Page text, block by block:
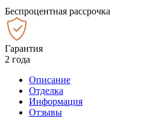
Беспроцентная рассрочка
Гарантия
2 года
Описание
Отделка
Информация
Отзывы